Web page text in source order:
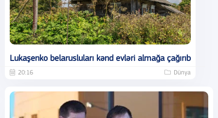
Lukaşenko belarusluları kənd evləri almağa çağırıb
20:16 Dünya